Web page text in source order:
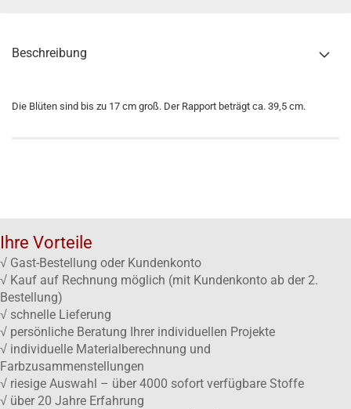
Beschreibung
Die Blüten sind bis zu 17 cm groß. Der Rapport beträgt ca. 39,5 cm.
Ihre Vorteile
√ Gast-Bestellung oder Kundenkonto
√ Kauf auf Rechnung möglich (mit Kundenkonto ab der 2.
Bestellung)
√ schnelle Lieferung
√ persönliche Beratung Ihrer individuellen Projekte
√ individuelle Materialberechnung und
Farbzusammenstellungen
√ riesige Auswahl – über 4000 sofort verfügbare Stoffe
√ über 20 Jahre Erfahrung